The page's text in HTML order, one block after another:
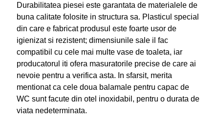
Durabilitatea piesei este garantata de materialele de
buna calitate folosite in structura sa. Plasticul special
din care e fabricat produsul este foarte usor de
igienizat si rezistent; dimensiunile sale il fac
compatibil cu cele mai multe vase de toaleta, iar
producatorul iti ofera masuratorile precise de care ai
nevoie pentru a verifica asta. In sfarsit, merita
mentionat ca cele doua balamale pentru capac de
WC sunt facute din otel inoxidabil, pentru o durata de
viata nedeterminata.